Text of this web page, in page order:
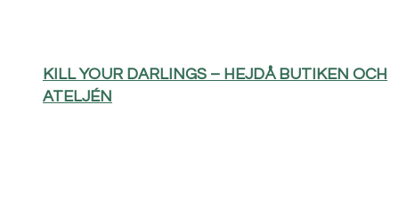
KILL YOUR DARLINGS – HEJDÅ BUTIKEN OCH
ATELJÉN